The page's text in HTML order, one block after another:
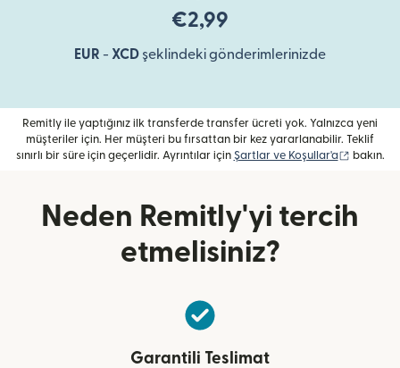
€2,99
EUR - XCD şeklindeki gönderimlerinizde
Remitly ile yaptığınız ilk transferde transfer ücreti yok. Yalnızca yeni
müşteriler için. Her müşteri bu fırsattan bir kez yararlanabilir. Teklif
sınırlı bir süre için geçerlidir. Ayrıntılar için Şartlar ve Koşullar'a (yeni
bakın.
Neden Remitly'yi tercih
etmelisiniz?
Garantili Teslimat